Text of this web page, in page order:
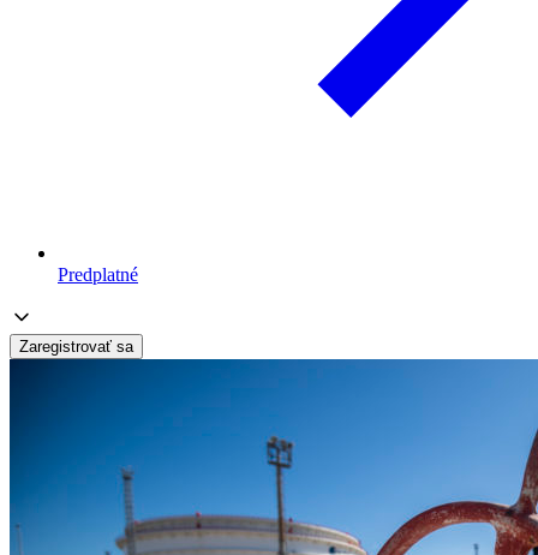
Predplatné
Zaregistrovať sa